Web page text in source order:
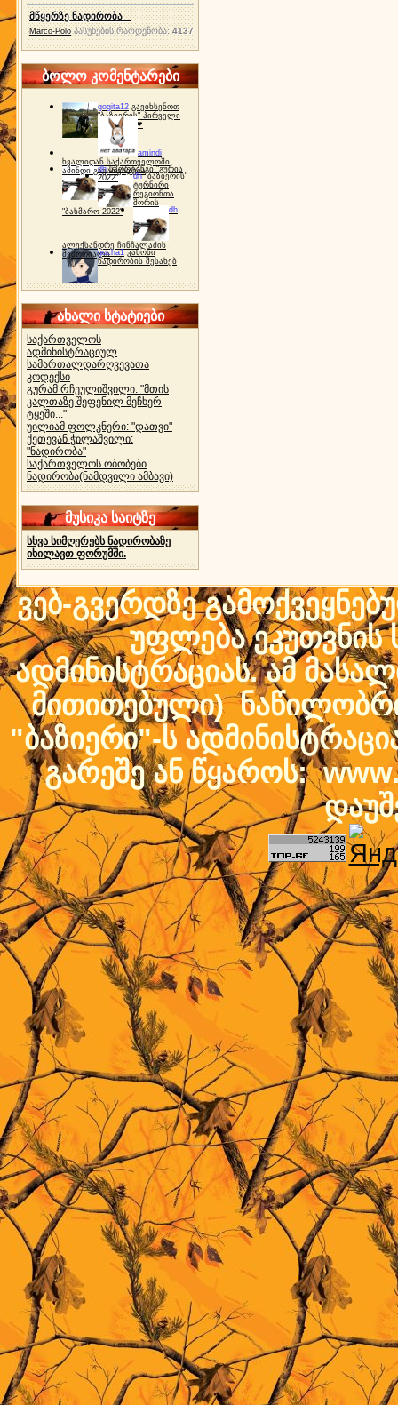
მწყერზე ნადირობა
Marco-Polo პასუხების რაოდენობა:4137
ბოლო კომენტარები
gogita12 გავიხსენოთ
"ბაზიერის" პირველი
ტურნირი ❤
amindi
ხვალიდან საქართველოში
ამინდი გაუარესდება
dh სპორტინგი "გურია
2022"
dh "ბაზიერის"
ტურნირი
რეგიონთა
შორის
"ბახმარო 2022"
dh
ალექსანდრე ჩინჩალაძის
მემორიალიgocha1 კანონი
ნადირობის შესახებ
ახალი სტატიები
საქართველოს
ადმინისტრაციულ
სამართალდარღვევათა
კოდექსი
გურამ რჩეულიშვილი: "მთის
კალთაზე შეფენილ მეჩხერ
ტყეში..."
უილიამ ფოლკნერი: "დათვი"
ქეთევან ჭილაშვილი:
"ნადირობა"
საქართველოს ობობები
ნადირობა(ნამდვილი ამბავი)
მუსიკა საიტზე
სხვა სიმღერებს ნადირობაზე
იხილავთ ფორუმში.
ვებ-გვერდზე
უფლება ეკუთვნის
ადმინისტრაციას. ამ
მითითებული)
"ბაზიერი"-ს
გარეშე ან წყაროს: